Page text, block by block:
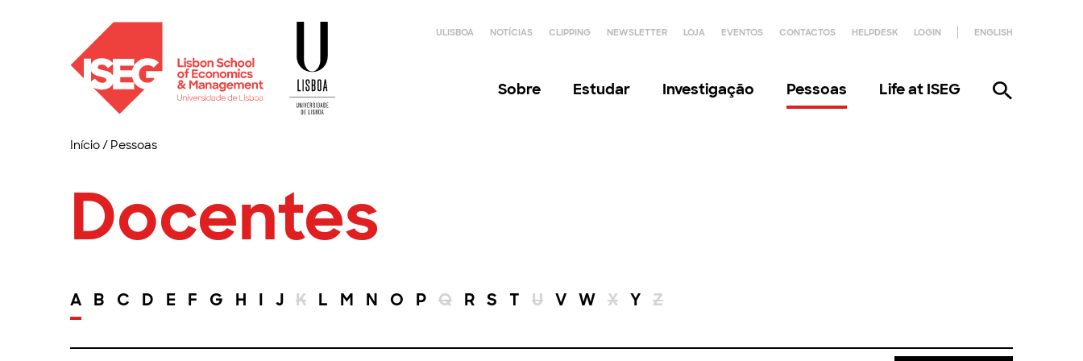
ULISBOA NOTÍCIAS CLIPPING NEWSLETTER LOJA EVENTOS CONTACTOS HELPDESK LOGIN ENGLISH
Sobre Estudar Investigação Pessoas Life at ISEG
Início/ Pessoas
Docentes
A B C D E F G H I J K L M N O P Q R S T U V W X Y Z